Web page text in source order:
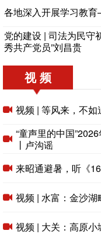
各地深入开展学习教
党的建设 | 司法为民
秀共产党员”刘昌贵
视 频
视频 | 等风来，不如
“童声里的中国
丨卢沟谣
来昭通避暑，听《
视频 | 水富：金沙
视频 | 大关：高原